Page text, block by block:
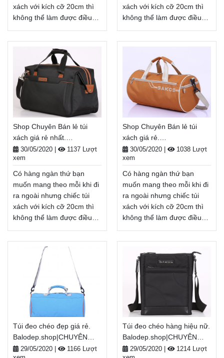
xách với kích cỡ 20cm thì
không thể làm được điều
cỡ lớn, Shop Chuyên Bán
lẻ túi xách giá gốc sẽ là lựa
chọn hàng đầu khi cần
mang nhiều thứ ra ngoài
khi đi học, đi du lịch, đi dã
ngoại, . . .
Balodep.shop|Chuyên Shop
Chuyên Bán lẻ túi xách giá
gốc, Balo-Túi xách. Giao
hàng toàn quốc, Miễn phí
đổi trả hàng, thanh toán
tiền khi nhận hàng
Xem thêm
xách với kích cỡ 20cm thì
không thể làm được điều
cỡ lớn, Shop Chuyên Bán
chọn hàng đầu khi cần
mang nhiều thứ ra ngoài
khi đi học, đi du lịch, đi dã
ngoại, . . .
Balodep.shop|Chuyên Shop
Chuyên Bán lẻ túi xách giá
sỉ, Balo-Túi xách. Giao
hàng toàn quốc, Miễn phí
đổi trả hàng, thanh toán
tiền khi nhận hàng
Xem thêm
Shop Chuyên Bán lẻ túi
xách giá rẻ nhất.
Balodep.shop|CHUYÊN
BALO-TÚI XÁCH–VALI ĐẸP
30/05/2020
1137 Lượt
xem
Có hàng ngàn thứ bạn
muốn mang theo mỗi khi đi
ra ngoài nhưng chiếc túi
xách với kích cỡ 20cm thì
không thể làm được điều
cỡ lớn, Shop Chuyên Bán
lẻ túi xách giá rẻ nhất sẽ là
lựa chọn hàng đầu khi cần
mang nhiều thứ ra ngoài
khi đi học, đi du lịch, đi dã
ngoại, . . .
Balodep.shop|Chuyên Shop
Chuyên Bán lẻ túi xách giá
rẻ nhất, Balo-Túi xách.
Giao hàng toàn quốc, Miễn
phí đổi trả hàng, thanh toán
Shop Chuyên Bán lẻ túi
xách giá rẻ.
Balodep.shop|CHUYÊN
BALO-TÚI XÁCH–VALI ĐẸP
30/05/2020
1038 Lượt
xem
Có hàng ngàn thứ bạn
muốn mang theo mỗi khi đi
ra ngoài nhưng chiếc túi
xách với kích cỡ 20cm thì
không thể làm được điều
cỡ lớn, Shop Chuyên Bán
lẻ túi xách giá rẻ sẽ là lựa
chọn hàng đầu khi cần
mang nhiều thứ ra ngoài
khi đi học, đi du lịch, đi dã
ngoại, . . .
Balodep.shop|Chuyên Shop
Chuyên Bán lẻ túi xách giá
rẻ, Balo-Túi xách. Giao
hàng toàn quốc, Miễn phí
đổi trả hàng, thanh toán
Túi đeo chéo đẹp giá rẻ.
Balodep.shop|CHUYÊN
BALO-TÚI XÁCH–VALI ĐẸP
29/05/2020
1166 Lượt
Túi đeo chéo hàng hiệu nữ.
Balodep.shop|CHUYÊN
BALO-TÚI XÁCH–VALI ĐẸP
29/05/2020
1214 Lượt